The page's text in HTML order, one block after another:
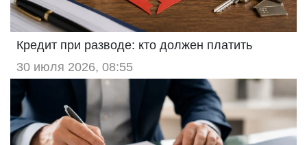
Кредит при разводе: кто должен платить
30 июля 2026, 08:55